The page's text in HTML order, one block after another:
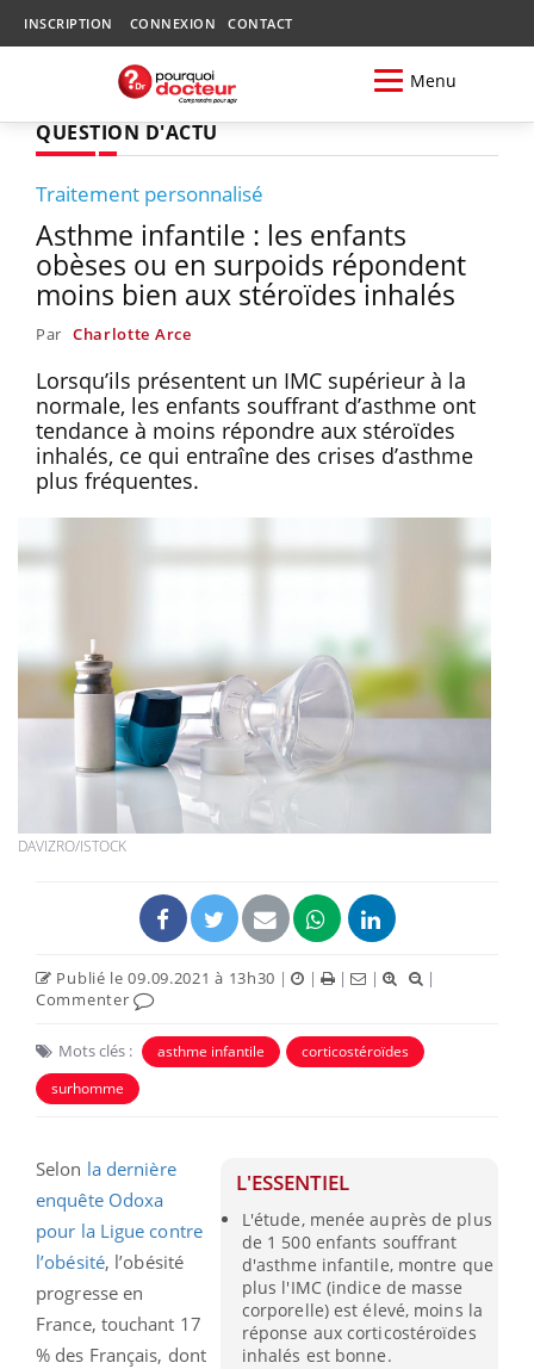
INSCRIPTION CONNEXION CONTACT
Menu
QUESTION D'ACTU
Traitement personnalisé
Asthme infantile : les enfants
obèses ou en surpoids répondent
moins bien aux stéroïdes inhalés
Par Charlotte Arce
Lorsqu’ils présentent un IMC supérieur à la
normale, les enfants souffrant d’asthme ont
tendance à moins répondre aux stéroïdes
inhalés, ce qui entraîne des crises d’asthme
plus fréquentes.
DAVIZRO/ISTOCK
Publié le 09.09.2021 à 13h30 | | | |
|
Commenter
Mots clés : asthme infantile
corticostéroïdes
surhomme
L'ESSENTIEL
L'étude, menée auprès de plus
de 1 500 enfants souffrant
d'asthme infantile, montre que
plus l'IMC (indice de masse
corporelle) est élevé, moins la
réponse aux corticostéroïdes
inhalés est bonne.
Selon la dernière
enquête Odoxa
pour la Ligue contre
l’obésité, l’obésité
progresse en
France, touchant 17
% des Français, dont